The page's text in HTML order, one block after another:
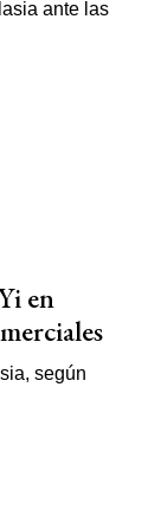
en